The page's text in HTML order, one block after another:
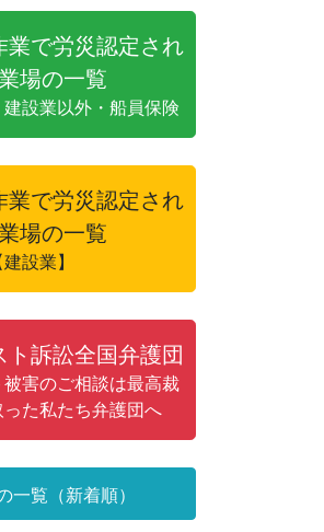
業で労災認定され
場の一覧
建設業以外・船員保険
業で労災認定され
場の一覧
建設業】
ト訴訟全国弁護団
害のご相談は最高裁
た私たち弁護団へ
一覧（新着順）